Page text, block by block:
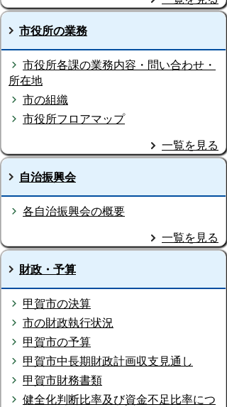
市役所の業務
市役所各課の業務内容・問い合わせ・
所在地
市の組織
市役所フロアマップ
一覧を見る
自治振興会
各自治振興会の概要
一覧を見る
財政・予算
甲賀市の決算
市の財政執行状況
甲賀市の予算
甲賀市中長期財政計画収支見通し
甲賀市財務書類
健全化判断比率及び資金不足比率につ